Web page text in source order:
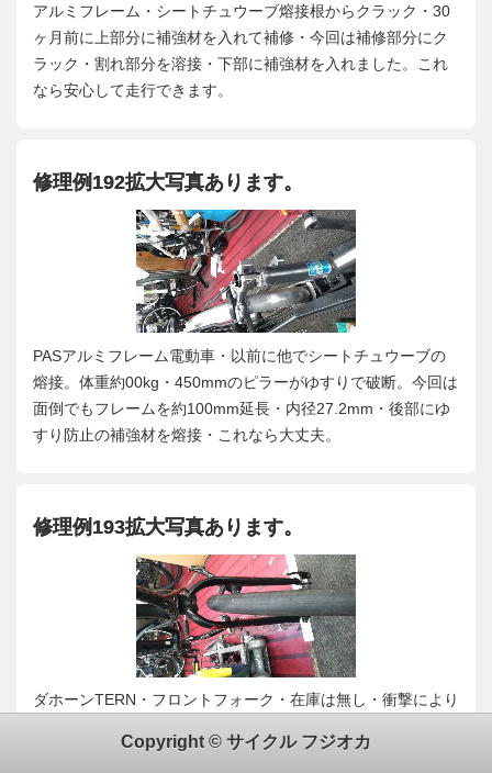
アルミフレーム・シートチュウーブ熔接根からクラック・30
ヶ月前に上部分に補強材を入れて補修・今回は補修部分にク
ラック・割れ部分を溶接・下部に補強材を入れました。これ
なら安心して走行できます。
修理例192拡大写真あります。
PASアルミフレーム電動車・以前に他でシートチュウーブの
熔接。体重約00kg・450mmのピラーがゆすりで破断。今回は
面倒でもフレームを約100mm延長・内径27.2mm・後部にゆ
すり防止の補強材を熔接・これなら大丈夫。
修理例193拡大写真あります。
ダホーンTERN・フロントフォーク・在庫は無し・衝撃により
修正・仮付溶接試乗・本溶接・ハンドル回転はフローティン
Copyright © サイクル フジオカ